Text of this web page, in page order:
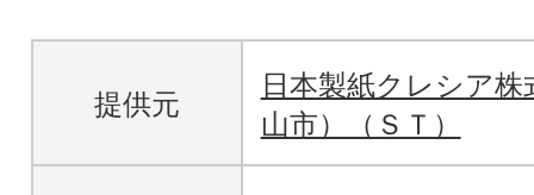
提供元
日本製紙クレシア株
山市）（ＳＴ）